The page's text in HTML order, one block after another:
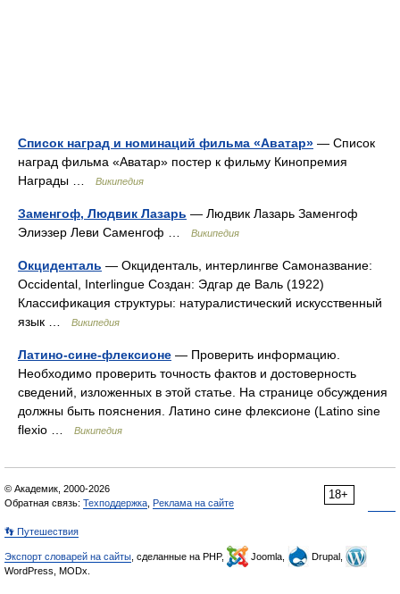
Список наград и номинаций фильма «Аватар» — Список
наград фильма «Аватар» постер к фильму Кинопремия
Награды …
Википедия
Заменгоф, Людвик Лазарь — Людвик Лазарь Заменгоф
Элиэзер Леви Саменгоф …
Википедия
Окциденталь — Окциденталь, интерлингве Самоназвание:
Occidental, Interlingue Создан: Эдгар де Валь (1922)
Классификация структуры: натуралистический искусственный
язык …
Википедия
Латино-сине-флексионе — Проверить информацию.
Необходимо проверить точность фактов и достоверность
сведений, изложенных в этой статье. На странице обсуждения
должны быть пояснения. Латино сине флексионе (Latino sine
flexio …
Википедия
18+
© Академик, 2000-2026
Обратная связь: Техподдержка Реклама на сайте
👣 Путешествия
Экспорт словарей на сайты , сделанные на PHP, Joomla,
Drupal,
WordPress, MODx.